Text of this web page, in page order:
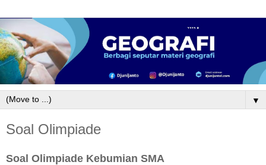
▼
Soal Olimpiade
Soal Olimpiade Kebumian SMA